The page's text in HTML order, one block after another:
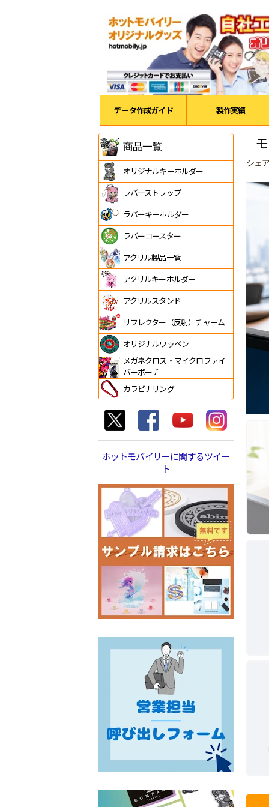
データ作成ガイド 製作実績
商品一覧
オリジナルキーホルダー
ラバーストラップ
ラバーキーホルダー
ラバーコースター
アクリル製品一覧
アクリルキーホルダー
アクリルスタンド
リフレクター（反射）チャーム
オリジナルワッペン
メガネクロス・マイクロファイ
バーポーチ
カラビナリング
ホットモバイリーに関するツイー
ト
シェ